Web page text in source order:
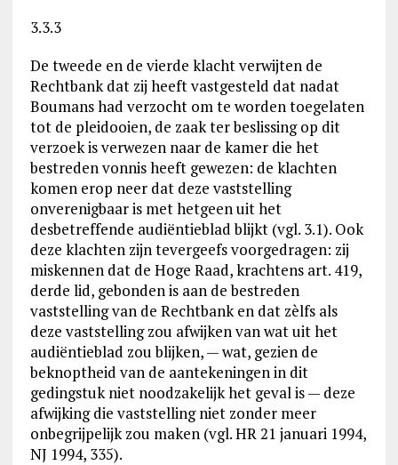
3.3.3
De tweede en de vierde klacht verwijten de
Rechtbank dat zij heeft vastgesteld dat nadat
Boumans had verzocht om te worden toegelaten
tot de pleidooien, de zaak ter beslissing op dit
verzoek is verwezen naar de kamer die het
bestreden vonnis heeft gewezen: de klachten
komen erop neer dat deze vaststelling
onverenigbaar is met hetgeen uit het
desbetreffende audiëntieblad blijkt (vgl. 3.1). Ook
deze klachten zijn tevergeefs voorgedragen: zij
miskennen dat de Hoge Raad, krachtens art. 419,
derde lid, gebonden is aan de bestreden
vaststelling van de Rechtbank en dat zèlfs als
deze vaststelling zou afwijken van wat uit het
audiëntieblad zou blijken, — wat, gezien de
beknoptheid van de aantekeningen in dit
gedingstuk niet noodzakelijk het geval is — deze
afwijking die vaststelling niet zonder meer
onbegrijpelijk zou maken (vgl. HR 21 januari 1994,
NJ 1994, 335).